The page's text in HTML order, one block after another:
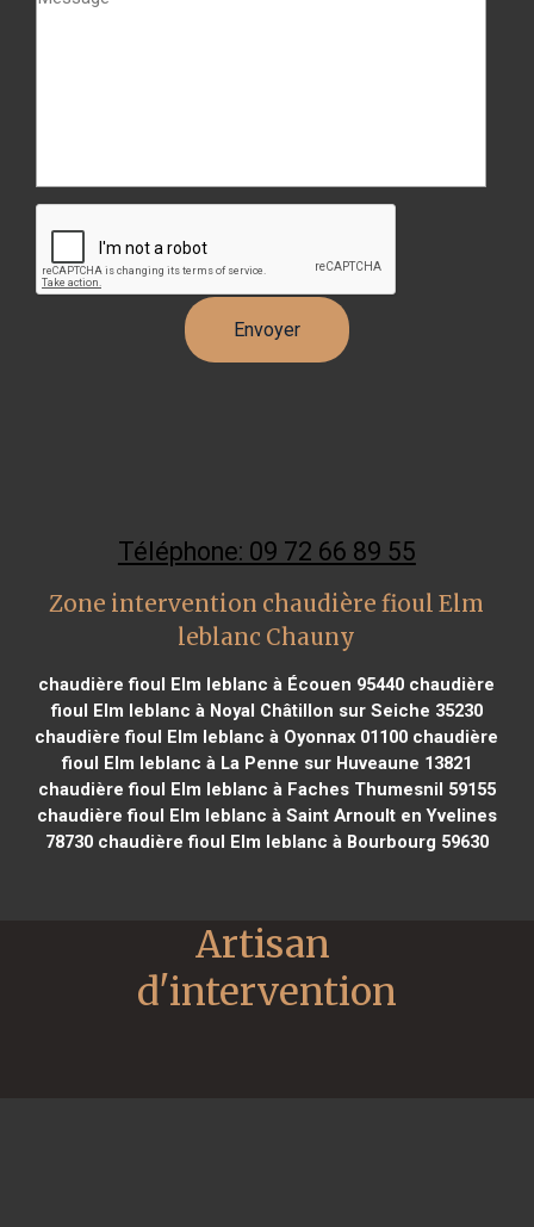
Téléphone: 09 72 66 89 55
Zone intervention chaudière fioul Elm
leblanc Chauny
chaudière fioul Elm leblanc à Écouen 95440 chaudière
fioul Elm leblanc à Noyal Châtillon sur Seiche 35230
chaudière fioul Elm leblanc à Oyonnax 01100 chaudière
fioul Elm leblanc à La Penne sur Huveaune 13821
chaudière fioul Elm leblanc à Faches Thumesnil 59155
chaudière fioul Elm leblanc à Saint Arnoult en Yvelines
78730chaudière fioul Elm leblanc à Bourbourg 59630
Artisan
d'intervention